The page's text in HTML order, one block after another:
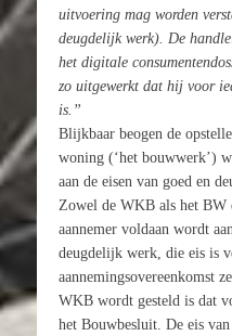
uitvoering mag worden
deugdelijk werk). De
het digitale
zo uitgewerkt dat hij voor
is.”
Blijkbaar beogen de
woning (‘het bouwwerk’)
aan de eisen van goed en
Zowel de WKB als het BW
aannemer voldaan wordt
deugdelijk werk, die eis is
aannemingsovereenkomst
WKB wordt gesteld is dat
het Bouwbesluit. De eis